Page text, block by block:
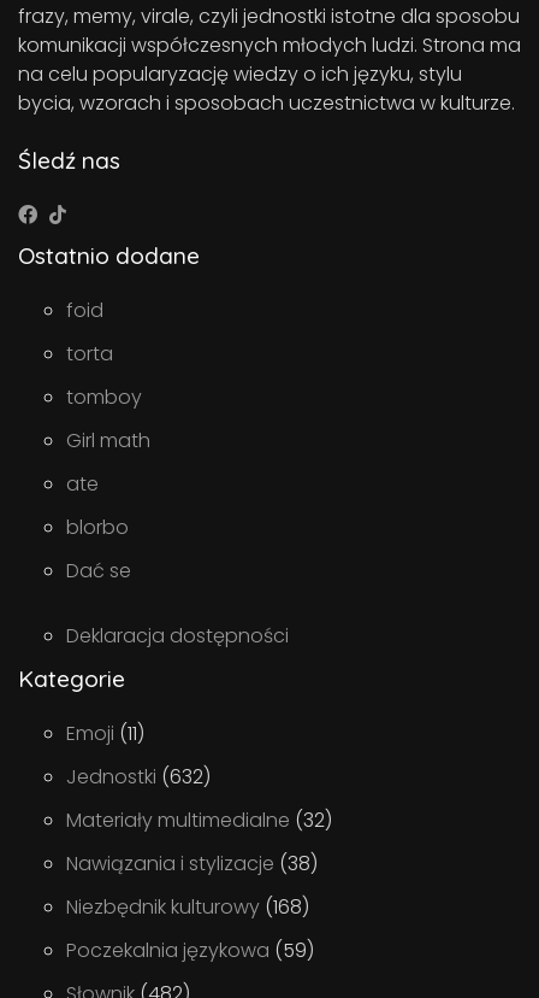
frazy, memy, virale, czyli jednostki istotne dla sposobu
komunikacji współczesnych młodych ludzi. Strona ma
na celu popularyzację wiedzy o ich języku, stylu
bycia, wzorach i sposobach uczestnictwa w kulturze.
Śledź nas
Ostatnio dodane
foid
torta
tomboy
Girl math
ate
blorbo
Dać se
Deklaracja dostępności
Kategorie
Emoji (11)
Jednostki (632)
Materiały multimedialne (32)
Nawiązania i stylizacje (38)
Niezbędnik kulturowy (168)
Poczekalnia językowa (59)